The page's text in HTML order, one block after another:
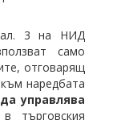
ал. 3 на НИД
само
отговарящ
наредбата
управлява
в търговския